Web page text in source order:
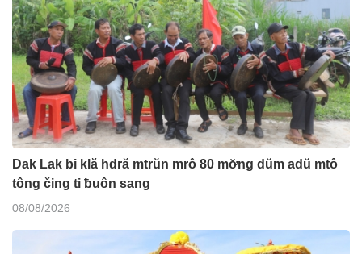
Dak Lak bi klă hdră mtrŭn mrô 80 mơ̆ng dŭm adŭ mtô
tông čing ti ƀuôn sang
08/08/2026